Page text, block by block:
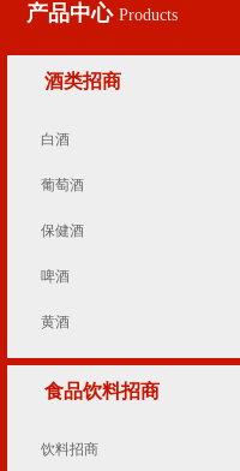
产品中心 Products
酒类招商
白酒
葡萄酒
保健酒
啤酒
黄酒
食品饮料招商
饮料招商